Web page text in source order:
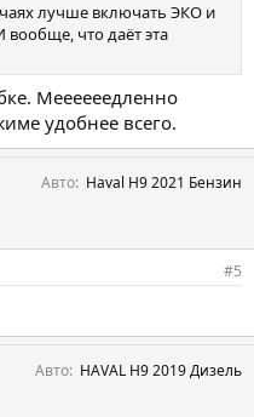
лучше включать ЭКО и
что даёт эта
Меееееедленно
удобнее всего.
Авто Haval H9 2021 Бензин
#5
Авто HAVAL H9 2019 Дизель